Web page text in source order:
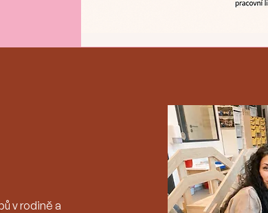
v rodině a